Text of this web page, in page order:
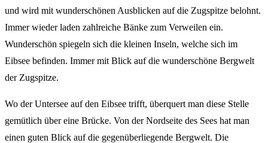
und wird mit wunderschönen Ausblicken auf die Zugspitze belohnt.
Immer wieder laden zahlreiche Bänke zum Verweilen ein.
Wunderschön spiegeln sich die kleinen Inseln, welche sich im
Eibsee befinden. Immer mit Blick auf die wunderschöne Bergwelt
der Zugspitze.
Wo der Untersee auf den Eibsee trifft, überquert man diese Stelle
gemütlich über eine Brücke. Von der Nordseite des Sees hat man
einen guten Blick auf die gegenüberliegende Bergwelt. Die